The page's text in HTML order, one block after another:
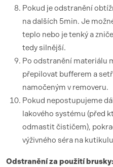
Pokud je odstranění
na dalších 5min. Je
teplo nebo je tenký a
tedy silnější.
Po odstranění materiálu
přepilovat bufferem a
namočeným v removeru.
Pokud nepostupujeme
lakového systému (před
odmastit čističem),
výživného séra na
Odstranění za použití brusky: